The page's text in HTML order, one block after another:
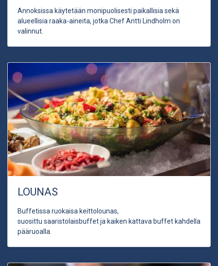
Annoksissa käytetään monipuolisesti paikallisia sekä
alueellisia raaka-aineita, jotka Chef Antti Lindholm on
valinnut.
LOUNAS
Buffetissa ruokaisa keittolounas,
suosittu saaristolaisbuffet ja kaiken kattava buffet kahdella
pääruoalla.